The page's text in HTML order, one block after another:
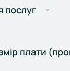
послуг
плати